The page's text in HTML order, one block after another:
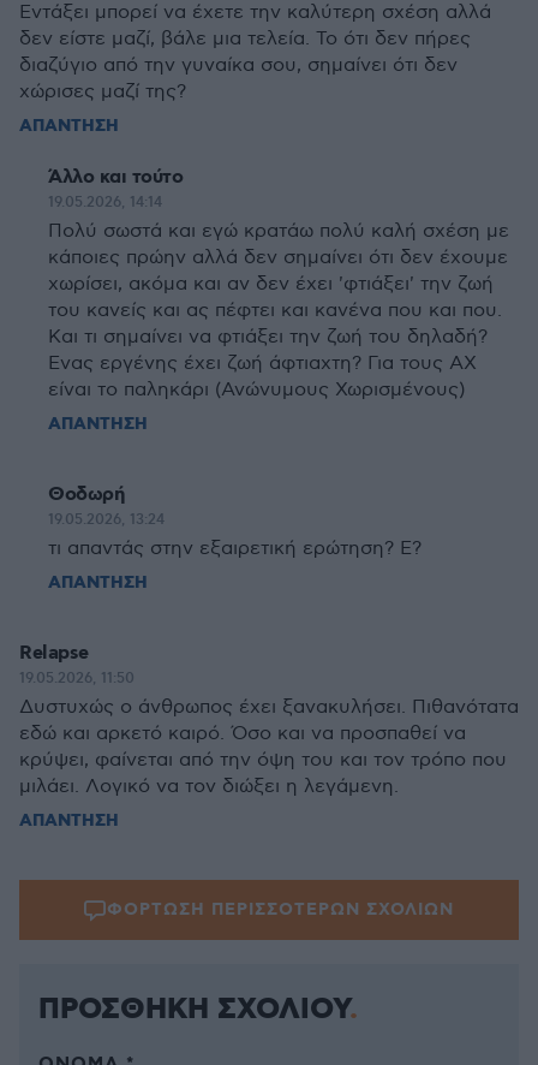
Εντάξει μπορεί να έχετε την καλύτερη σχέση αλλά
δεν είστε μαζί, βάλε μια τελεία. Το ότι δεν πήρες
διαζύγιο από την γυναίκα σου, σημαίνει ότι δεν
χώρισες μαζί της?
ΑΠΑΝΤΗΣΗ
Άλλο και τούτο
19.05.2026, 14:14
Πολύ σωστά και εγώ κρατάω πολύ καλή σχέση με
κάποιες πρώην αλλά δεν σημαίνει ότι δεν έχουμε
χωρίσει, ακόμα και αν δεν έχει 'φτιάξει' την ζωή
του κανείς και ας πέφτει και κανένα που και που.
Και τι σημαίνει να φτιάξει την ζωή του δηλαδή?
Ενας εργένης έχει ζωή άφτιαχτη? Για τους ΑΧ
είναι το παληκάρι (Ανώνυμους Χωρισμένους)
ΑΠΑΝΤΗΣΗ
Θοδωρή
19.05.2026, 13:24
τι απαντάς στην εξαιρετική ερώτηση? Ε?
ΑΠΑΝΤΗΣΗ
Relapse
19.05.2026, 11:50
Δυστυχώς ο άνθρωπος έχει ξανακυλήσει. Πιθανότατα
εδώ και αρκετό καιρό. Όσο και να προσπαθεί να
κρύψει, φαίνεται από την όψη του και τον τρόπο που
μιλάει. Λογικό να τον διώξει η λεγάμενη.
ΑΠΑΝΤΗΣΗ
ΦΟΡΤΩΣΗ ΠΕΡΙΣΣΟΤΕΡΩΝ ΣΧΟΛΙΩΝ
ΠΡΟΣΘΗΚΗ ΣΧΟΛΙΟΥ